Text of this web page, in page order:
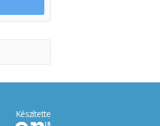
Készítette